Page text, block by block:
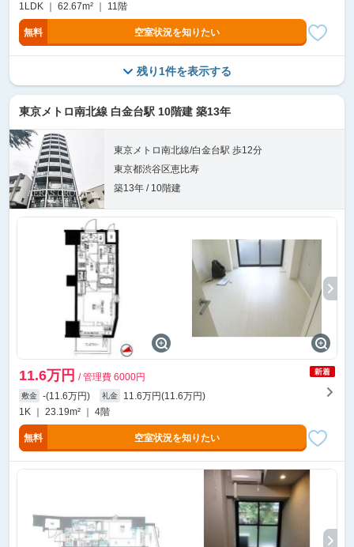
1LDK ｜ 62.67m² ｜ 11階
無料 空室状況を知りたい
残り1件を表示する
東京メトロ南北線 白金台駅 10階建 築13年
東京メトロ南北線/白金台駅 歩12分
東京都渋谷区恵比寿
築13年 / 10階建
11.6万円 / 管理費 6000円
敷金 -(11.6万円) 礼金
11.6万円(11.6万円)
1K ｜ 23.19m² ｜ 4階
無料 空室状況を知りたい